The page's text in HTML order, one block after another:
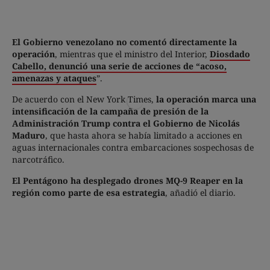
El Gobierno venezolano no comentó directamente la
operación, mientras que el ministro del Interior, Diosdado
Cabello, denunció una serie de acciones de “acoso,
amenazas y ataques”.
De acuerdo con el New York Times, la operación marca una
intensificación de la campaña de presión de la
Administración Trump contra el Gobierno de Nicolás
Maduro, que hasta ahora se había limitado a acciones en
aguas internacionales contra embarcaciones sospechosas de
narcotráfico.
El Pentágono ha desplegado drones MQ-9 Reaper en la
región como parte de esa estrategia, añadió el diario.